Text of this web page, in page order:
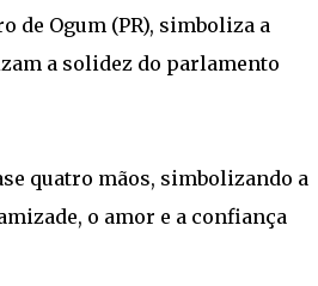
de Ogum (PR), simboliza a
a solidez do parlamento
quatro mãos, simbolizando a
o amor e a confiança